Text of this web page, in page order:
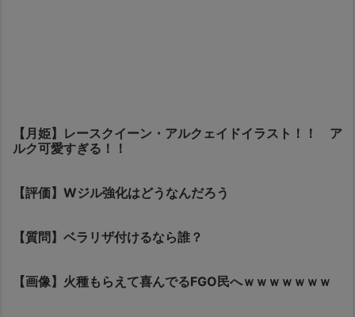
【月姫】レースクイーン・アルクェイドイラスト！！ ア
ルク可愛すぎる！！
【評価】Wジル強化はどうなんだろう
【質問】ベラリザ付けるなら誰？
【画像】火種もらえて喜んでるFGO民へｗｗｗｗｗｗｗ